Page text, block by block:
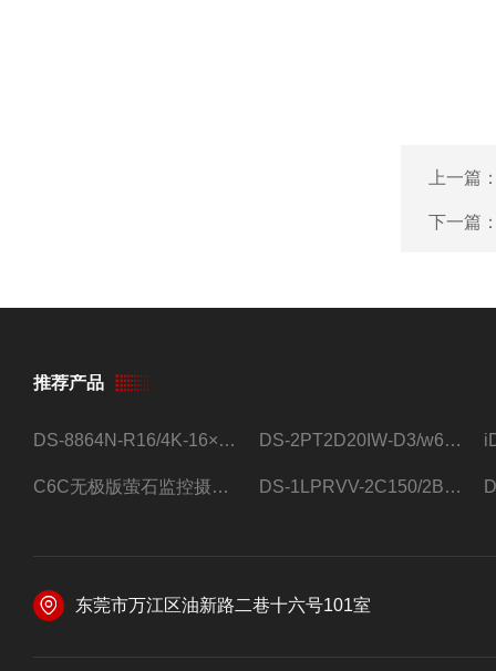
上一篇
下一篇
推荐产品
DS-8864N-R16/4K-16×4T/希捷16盘位录像机 DS-2PT2D20IW-D3/w64路高清硬盘录像机
C6C无极版萤石监控摄像头 DS-1LPRVV-2C150/2B监控室外夜视高清电源线护套线200米/卷
东莞市万江区油新路二巷十六号101室